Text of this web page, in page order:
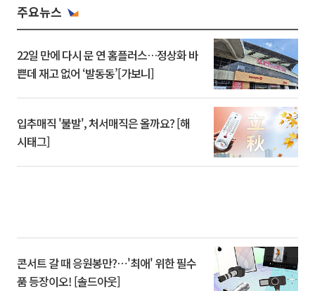
주요뉴스
22일 만에 다시 문 연 홈플러스…정상화 바
쁜데 재고 없어 ‘발동동’[가보니]
입추매직 '불발', 처서매직은 올까요? [해
시태그]
콘서트 갈 때 응원봉만?⋯'최애' 위한 필수
품 등장이오! [솔드아웃]